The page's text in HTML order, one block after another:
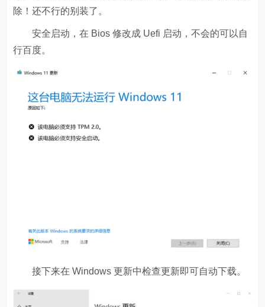
除！还不行的别装了。
安全启动，在 Bios 修改成 Uefi 启动，不会的可以自
行百度。
接下来在 Windows 更新中检查更新即可自动下载。